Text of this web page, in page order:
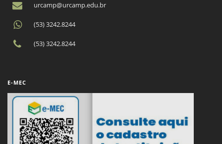
urcamp@urcamp.edu.br
(53) 3242.8244
(53) 3242.8244
E-MEC